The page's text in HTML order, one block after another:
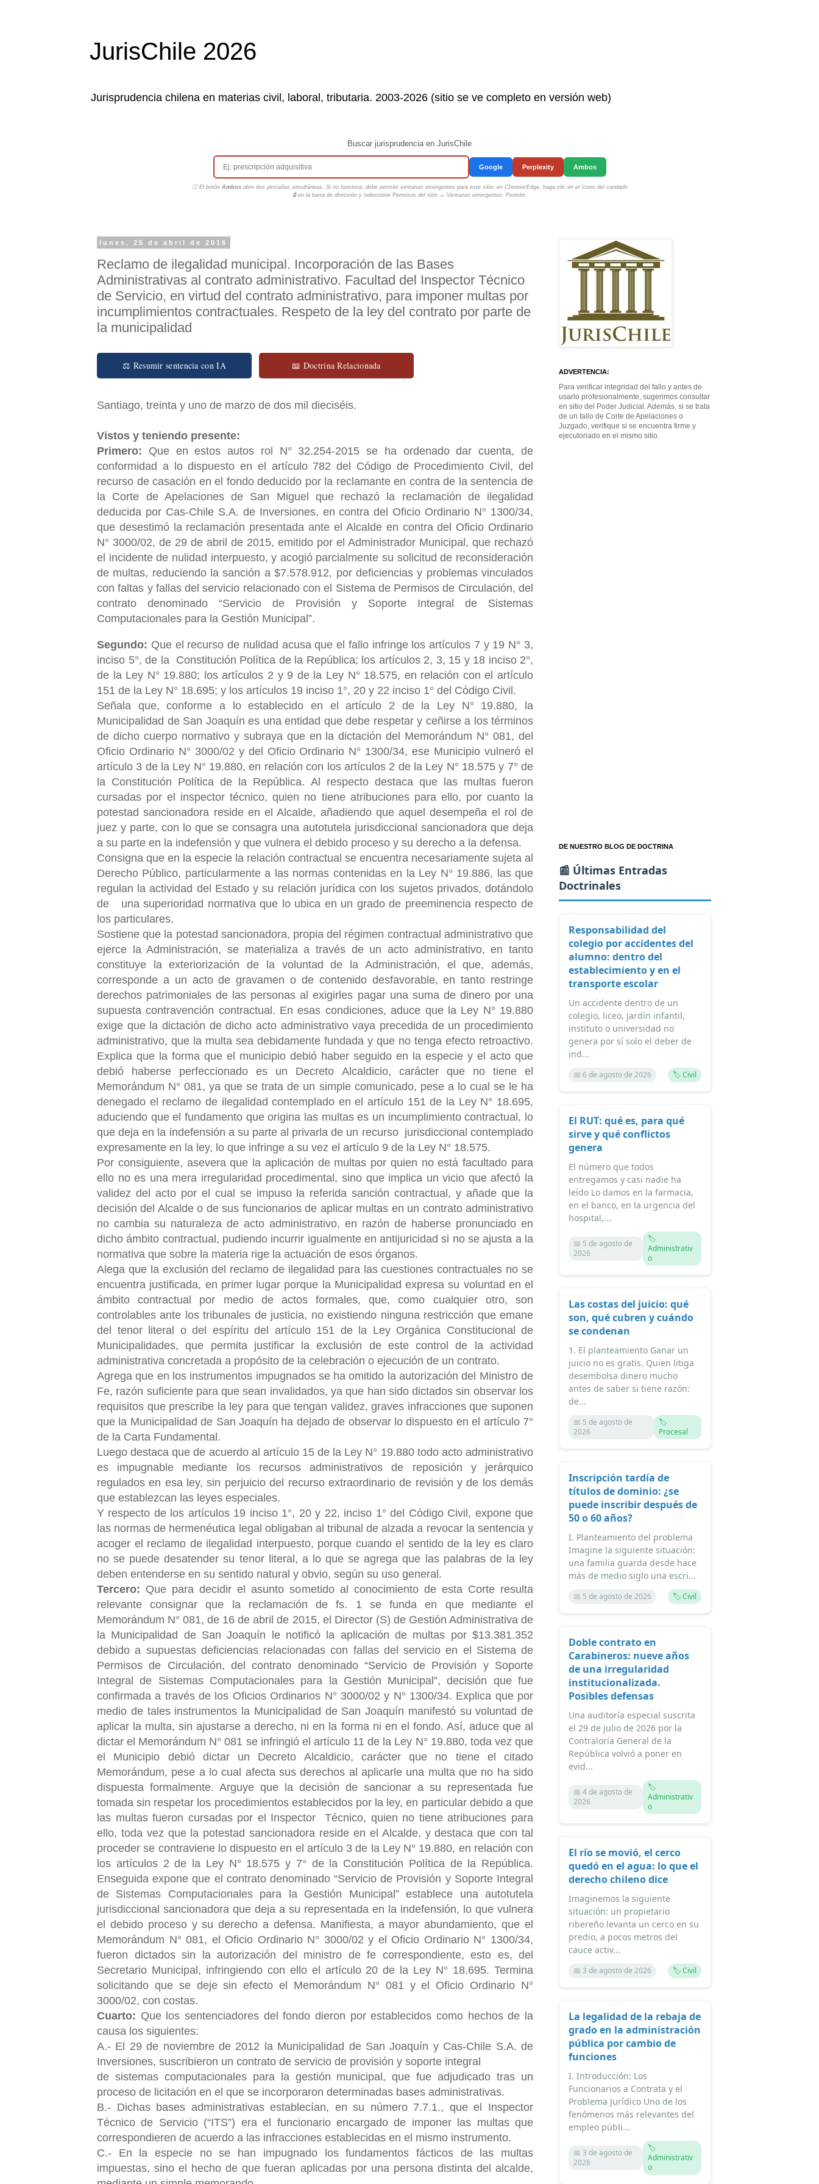
JurisChile 2026
Jurisprudencia chilena en materias civil, laboral, tributaria. 2003-2026 (sitio se ve completo en versión web)
Buscar jurisprudencia en JurisChile
Google Perplexity Ambos
ⓘ El botón Ambosabre dos pestañas simultáneas. Si no funciona, debe permitir ventanas emergentes para este sitio: en Chrome/Edge, haga clic en el ícono del candado
🔒 en la barra de dirección y seleccione Permisos del sitio → Ventanas emergentes: Permitir.
lunes, 25 de abril de 2016
Reclamo de ilegalidad municipal. Incorporación de las Bases
Administrativas al contrato administrativo. Facultad del Inspector Técnico
de Servicio, en virtud del contrato administrativo, para imponer multas por
incumplimientos contractuales. Respeto de la ley del contrato por parte de
la municipalidad
⚖ Resumir sentencia con IA 📖 Doctrina Relacionada
Santiago, treinta y uno de marzo de dos mil dieciséis.
Vistos y teniendo presente:
Primero: Que en estos autos rol N° 32.254-2015 se ha ordenado dar cuenta, de
conformidad a lo dispuesto en el artículo 782 del Código de Procedimiento Civil, del
recurso de casación en el fondo deducido por la reclamante en contra de la sentencia de
la Corte de Apelaciones de San Miguel que rechazó la reclamación de ilegalidad
deducida por Cas-Chile S.A. de Inversiones, en contra del Oficio Ordinario N° 1300/34,
que desestimó la reclamación presentada ante el Alcalde en contra del Oficio Ordinario
N° 3000/02, de 29 de abril de 2015, emitido por el Administrador Municipal, que rechazó
el incidente de nulidad interpuesto, y acogió parcialmente su solicitud de reconsideración
de multas, reduciendo la sanción a $7.578.912, por deficiencias y problemas vinculados
con faltas y fallas del servicio relacionado con el Sistema de Permisos de Circulación, del
contrato denominado “Servicio de Provisión y Soporte Integral de Sistemas
Computacionales para la Gestión Municipal”.
Segundo: Que el recurso de nulidad acusa que el fallo infringe los artículos 7 y 19 N° 3,
inciso 5°, de la Constitución Política de la República; los artículos 2, 3, 15 y 18 inciso 2°,
de la Ley N° 19.880; losartículos 2 y 9 de la Ley N° 18.575, en relación con el artículo
151 de la Ley N° 18.695; y los artículos 19 inciso 1°, 20 y 22 inciso 1° del Código Civil.
Señala que, conforme a lo establecido en el artículo 2 de la Ley N° 19.880, la
Municipalidad de San Joaquín es una entidad que debe respetar y ceñirse a los términos
de dicho cuerpo normativo y subraya que en la dictación del Memorándum N° 081, del
Oficio Ordinario N° 3000/02 y del Oficio Ordinario N° 1300/34, ese Municipio vulneró el
artículo 3 de la Ley N° 19.880, en relación con los artículos 2 de la Ley N° 18.575 y 7° de
la Constitución Política de la República. Al respecto destaca que las multas fueron
cursadas por el inspector técnico, quien no tiene atribuciones para ello, por cuanto la
potestad sancionadora reside en el Alcalde, añadiendo que aquel desempeña el rol de
juez y parte, con lo que se consagra una autotutela jurisdiccional sancionadora que deja
a su parte en la indefensión y que vulnera el debido proceso y su derecho a la defensa.
Consigna que en la especie la relación contractual se encuentra necesariamente sujeta al
Derecho Público, particularmente a las normas contenidas en la Ley N° 19.886, las que
regulan la actividad del Estado y su relación jurídica con los sujetos privados, dotándolo
de una superioridad normativa que lo ubica en un grado de preeminencia respecto de
los particulares.
Sostiene que la potestad sancionadora, propia del régimen contractual administrativo que
ejerce la Administración, se materializa a través de un acto administrativo, en tanto
constituye la exteriorización de la voluntad de la Administración, el que, además,
corresponde a un acto de gravamen o de contenido desfavorable, en tanto restringe
derechos patrimoniales de las personas al exigirles pagar una suma de dinero por una
supuesta contravención contractual. En esas condiciones, aduce que la Ley N° 19.880
exige que la dictación de dicho acto administrativo vaya precedida de un procedimiento
administrativo, que la multa sea debidamente fundada y que no tenga efecto retroactivo.
Explica que la forma que el municipio debió haber seguido en la especie y el acto que
debió haberse perfeccionado es un Decreto Alcaldicio, carácter que no tiene el
Memorándum N° 081, ya que se trata de un simple comunicado, pese a lo cual se le ha
denegado el reclamo de ilegalidad contemplado en el artículo 151 de la Ley N° 18.695,
aduciendo que el fundamento que origina las multas es un incumplimiento contractual, lo
que deja en la indefensión a su parte al privarla de un recurso jurisdiccional contemplado
expresamente en la ley, lo que infringe a su vez el artículo 9 de la Ley N° 18.575.
Por consiguiente, asevera que la aplicación de multas por quien no está facultado para
ello no es una mera irregularidad procedimental, sino que implica un vicio que afectó la
validez del acto por el cual se impuso la referida sanción contractual, y añade que la
decisión del Alcalde o de sus funcionarios de aplicar multas en un contrato administrativo
no cambia su naturaleza de acto administrativo, en razón de haberse pronunciado en
dicho ámbito contractual, pudiendo incurrir igualmente en antijuricidad si no se ajusta a la
normativa que sobre la materia rige la actuación de esos órganos.
Alega que la exclusión del reclamo de ilegalidad para las cuestiones contractuales no se
encuentra justificada, en primer lugar porque la Municipalidad expresa su voluntad en el
ámbito contractual por medio de actos formales, que, como cualquier otro, son
controlables ante los tribunales de justicia, no existiendo ninguna restricción que emane
del tenor literal o del espíritu del artículo 151 de la Ley Orgánica Constitucional de
Municipalidades, que permita justificar la exclusión de este control de la actividad
administrativa concretada a propósito de la celebración o ejecución de un contrato.
Agrega que en los instrumentos impugnados se ha omitido la autorización del Ministro de
Fe, razón suficiente para que sean invalidados, ya que han sido dictados sin observar los
requisitos que prescribe la ley para que tengan validez, graves infracciones que suponen
que la Municipalidad de San Joaquín ha dejado de observar lo dispuesto en el artículo 7°
de la Carta Fundamental.
Luego destaca que de acuerdo al artículo 15 de la Ley N° 19.880 todo acto administrativo
es impugnable mediante los recursos administrativos de reposición y jerárquico
regulados en esa ley, sin perjuicio del recurso extraordinario de revisión y de los demás
que establezcan las leyes especiales.
Y respecto de los artículos 19 inciso 1°, 20 y 22, inciso 1° del Código Civil, expone que
las normas de hermenéutica legal obligaban al tribunal de alzada a revocar la sentencia y
acoger el reclamo de ilegalidad interpuesto, porque cuando el sentido de la ley es claro
no se puede desatender su tenor literal, a lo que se agrega que las palabras de la ley
deben entenderse en su sentido natural y obvio, según su uso general.
Tercero: Que para decidir el asunto sometido al conocimiento de esta Corte resulta
relevante consignar que la reclamación de fs. 1 se funda en que mediante el
Memorándum N° 081, de 16 de abril de 2015, el Director (S) de Gestión Administrativa de
la Municipalidad de San Joaquín le notificó la aplicación de multas por $13.381.352
debido a supuestas deficiencias relacionadas con fallas del servicio en el Sistema de
Permisos de Circulación, del contrato denominado “Servicio de Provisión y Soporte
Integral de Sistemas Computacionales para la Gestión Municipal”, decisión que fue
confirmada a través de los Oficios Ordinarios N° 3000/02 y N° 1300/34. Explica que por
medio de tales instrumentos la Municipalidad de San Joaquín manifestó su voluntad de
aplicar la multa, sin ajustarse a derecho, ni en la forma ni en el fondo. Así, aduce que al
dictar el Memorándum N° 081 se infringió el artículo 11 de la Ley N° 19.880, toda vez que
el Municipio debió dictar un Decreto Alcaldicio, carácter que no tiene el citado
Memorándum, pese a lo cual afecta sus derechos al aplicarle una multa que no ha sido
dispuesta formalmente. Arguye que la decisión de sancionar a su representada fue
tomada sin respetar los procedimientos establecidos por la ley, en particular debido a que
las multas fueron cursadas por el InspectorTécnico, quien no tiene atribuciones para
ello, toda vez que la potestad sancionadora reside en el Alcalde, y destaca que con tal
proceder se contraviene lo dispuesto en el artículo 3 de la Ley N° 19.880, en relación con
los artículos 2 de la Ley N° 18.575 y 7° de la Constitución Política de la República.
Enseguida expone que el contrato denominado “Servicio de Provisión y Soporte Integral
de Sistemas Computacionales para la Gestión Municipal” establece una autotutela
jurisdiccional sancionadora que deja a su representada en la indefensión, lo que vulnera
el debido proceso y su derecho a defensa. Manifiesta, a mayor abundamiento, que el
Memorándum N° 081, el Oficio Ordinario N° 3000/02 y el Oficio Ordinario N° 1300/34,
fueron dictados sin la autorización del ministro de fe correspondiente, esto es, del
Secretario Municipal, infringiendo con ello el artículo 20 de la Ley N° 18.695. Termina
solicitando que se deje sin efecto el Memorándum N° 081 y el Oficio Ordinario N°
3000/02, con costas.
Cuarto: Que los sentenciadores del fondo dieron por establecidos como hechos de la
causa los siguientes:
A.- El 29 de noviembre de 2012 la Municipalidad de San Joaquín y Cas-Chile S.A. de
Inversiones, suscribieron un contrato de servicio de provisión y soporte integral
de sistemas computacionales para la gestión municipal, que fue adjudicado tras un
proceso de licitación en el que se incorporaron determinadas bases administrativas.
B.- Dichas bases administrativas establecían, en su número 7.7.1., que el Inspector
Técnico de Servicio (“ITS”) era el funcionario encargado de imponer las multas que
correspondieren de acuerdo a las infracciones establecidas en el mismo instrumento.
C.- En la especie no se han impugnado los fundamentos fácticos de las multas
impuestas, sino el hecho de que fueran aplicadas por una persona distinta del alcalde,
ADVERTENCIA:
Para verificar integridad del fallo y antes de
usarlo profesionalmente, sugerimos consultar
en sitio del Poder Judicial. Además, si se trata
de un fallo de Corte de Apelaciones o
Juzgado, verifique si se encuentra firme y
ejecutoriado en el mismo sitio.
DE NUESTRO BLOG DE DOCTRINA
📰 Últimas Entradas
Doctrinales
Responsabilidad del
colegio por accidentes del
alumno: dentro del
establecimiento y en el
transporte escolar
Un accidente dentro de un
colegio, liceo, jardín infantil,
instituto o universidad no
genera por sí solo el deber de
ind...
📅 6 de agosto de 2026 🏷️ Civil
El RUT: qué es, para qué
sirve y qué conflictos
genera
El número que todos
entregamos y casi nadie ha
leído Lo damos en la farmacia,
en el banco, en la urgencia del
hospital,...
📅 5 de agosto de
2026
🏷️
Administrativ
o
Las costas del juicio: qué
son, qué cubren y cuándo
se condenan
1. El planteamiento Ganar un
juicio no es gratis. Quien litiga
desembolsa dinero mucho
antes de saber si tiene razón:
de...
📅 5 de agosto de
2026
🏷️
Procesal
Inscripción tardía de
títulos de dominio: ¿se
puede inscribir después de
50 o 60 años?
I. Planteamiento del problema
Imagine la siguiente situación:
una familia guarda desde hace
más de medio siglo una escri...
📅 5 de agosto de 2026 🏷️ Civil
Doble contrato en
Carabineros: nueve años
de una irregularidad
institucionalizada.
Posibles defensas
Una auditoría especial suscrita
el 29 de julio de 2026 por la
Contraloría General de la
República volvió a poner en
evid...
📅 4 de agosto de
2026
🏷️
Administrativ
o
El río se movió, el cerco
quedó en el agua: lo que el
derecho chileno dice
Imaginemos la siguiente
situación: un propietario
ribereño levanta un cerco en su
predio, a pocos metros del
cauce activ...
📅 3 de agosto de 2026 🏷️ Civil
La legalidad de la rebaja de
grado en la administración
pública por cambio de
funciones
I. Introducción: Los
Funcionarios a Contrata y el
Problema Jurídico Uno de los
fenómenos más relevantes del
empleo públi...
📅 3 de agosto de
2026
🏷️
Administrativ
o